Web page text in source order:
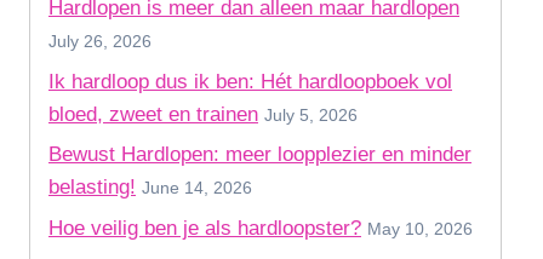
Hardlopen is meer dan alleen maar hardlopen
July 26, 2026
Ik hardloop dus ik ben: Hét hardloopboek vol
bloed, zweet en trainen July 5, 2026
Bewust Hardlopen: meer loopplezier en minder
belasting! June 14, 2026
Hoe veilig ben je als hardloopster? May 10, 2026